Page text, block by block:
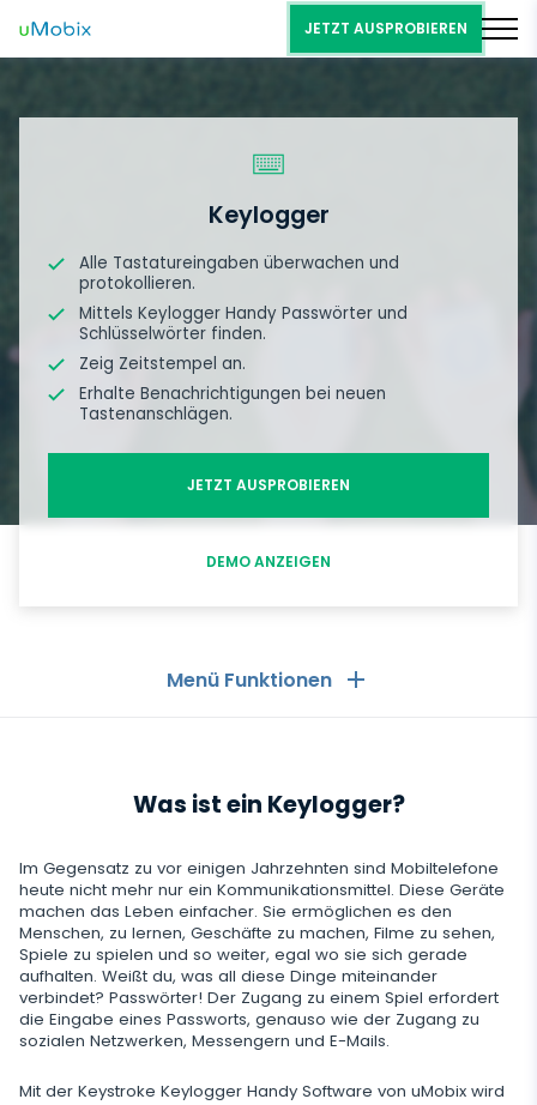
JETZT AUSPROBIEREN
Keylogger
Alle Tastatureingaben überwachen und
protokollieren.
Mittels Keylogger Handy Passwörter und
Schlüsselwörter finden.
Zeig Zeitstempel an.
Erhalte Benachrichtigungen bei neuen
Tastenanschlägen.
JETZT AUSPROBIEREN
DEMO ANZEIGEN
Menü Funktionen
Text Message Tracker
GPS-Standorte
Keylogger
Einstellungen für die Fernsteuerung
Automatisches Update
Messaging-Anwendungen
Messaging-Anwendungen
Whatsapp
Facebook Messenger
Zoom
Soziale Medien
Soziale Medien
Facebook
Instagram
Snapchat
Medien
Foto- und Video-Tracker
Internet
Streaming
Was ist ein Keylogger?
Im Gegensatz zu vor einigen Jahrzehnten sind Mobiltelefone
heute nicht mehr nur ein Kommunikationsmittel. Diese Geräte
machen das Leben einfacher. Sie ermöglichen es den
Menschen, zu lernen, Geschäfte zu machen, Filme zu sehen,
Spiele zu spielen und so weiter, egal wo sie sich gerade
aufhalten. Weißt du, was all diese Dinge miteinander
verbindet? Passwörter! Der Zugang zu einem Spiel erfordert
die Eingabe eines Passworts, genauso wie der Zugang zu
sozialen Netzwerken, Messengern und E-Mails.
Mit der Keystroke Keylogger Handy Software von uMobix wird